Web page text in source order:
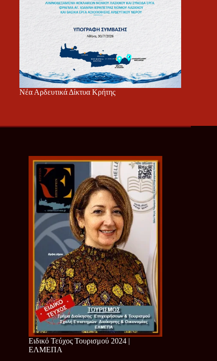
Νέα Αρδευτικά Δίκτυα Κρήτης
Ειδικό Τεύχος Τουρισμού 2024 |
ΕΛΜΕΠΑ